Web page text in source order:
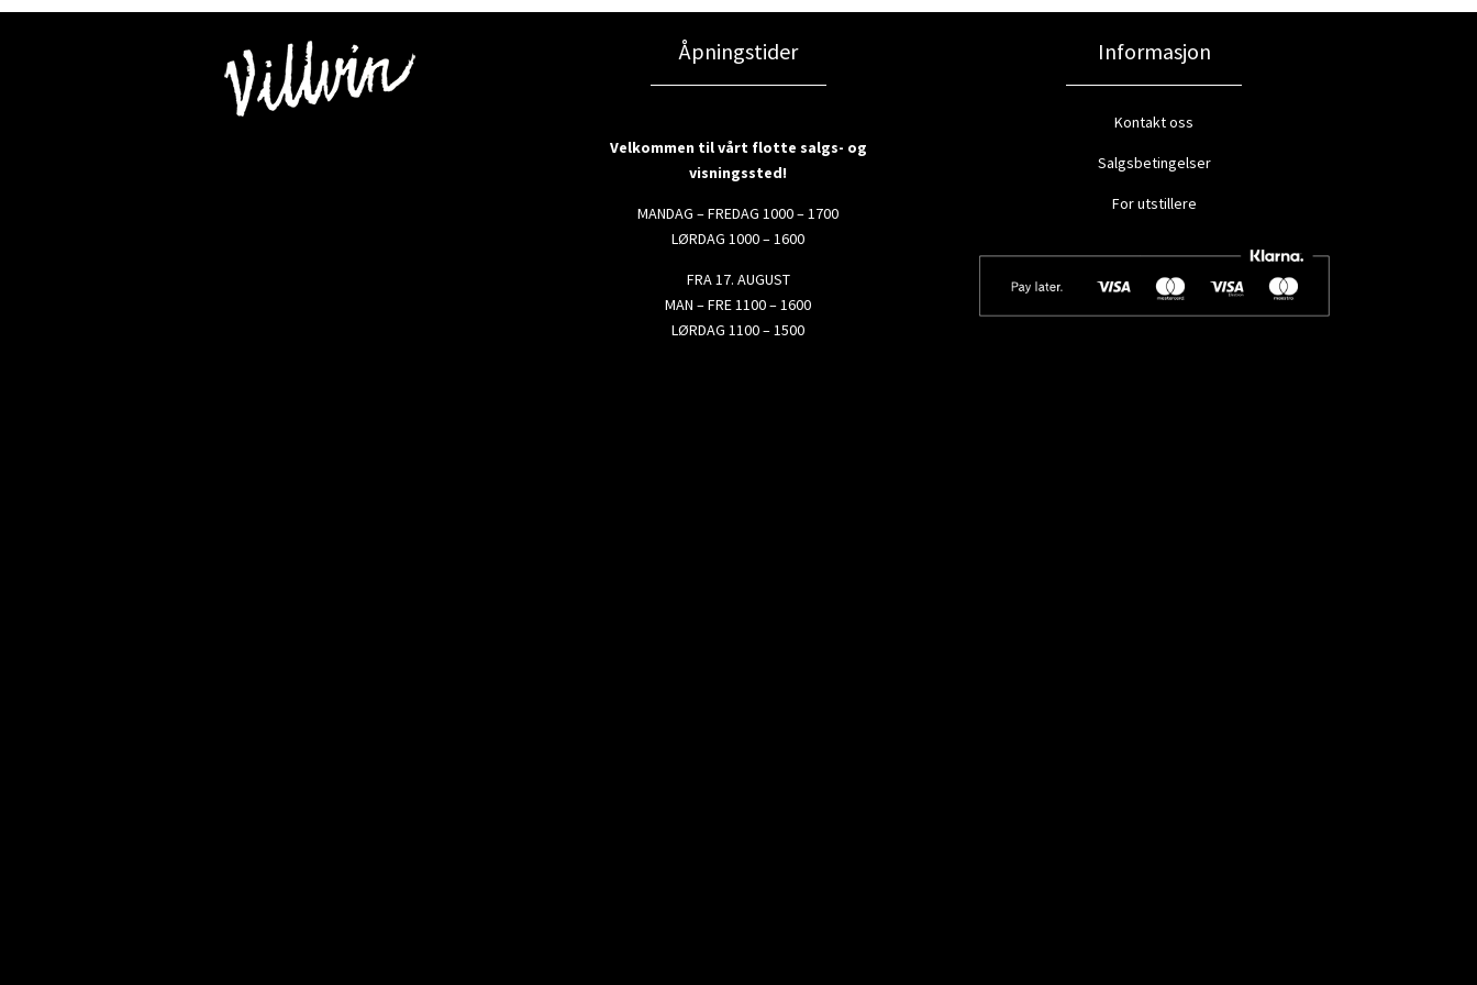
Åpningstider
Velkommen til vårt flotte salgs- og
visningssted!
MANDAG – FREDAG 1000 – 1700
LØRDAG 1000 – 1600
FRA 17. AUGUST
MAN – FRE 1100 – 1600
LØRDAG 1100 – 1500
Informasjon
Kontakt oss
Salgsbetingelser
For utstillere